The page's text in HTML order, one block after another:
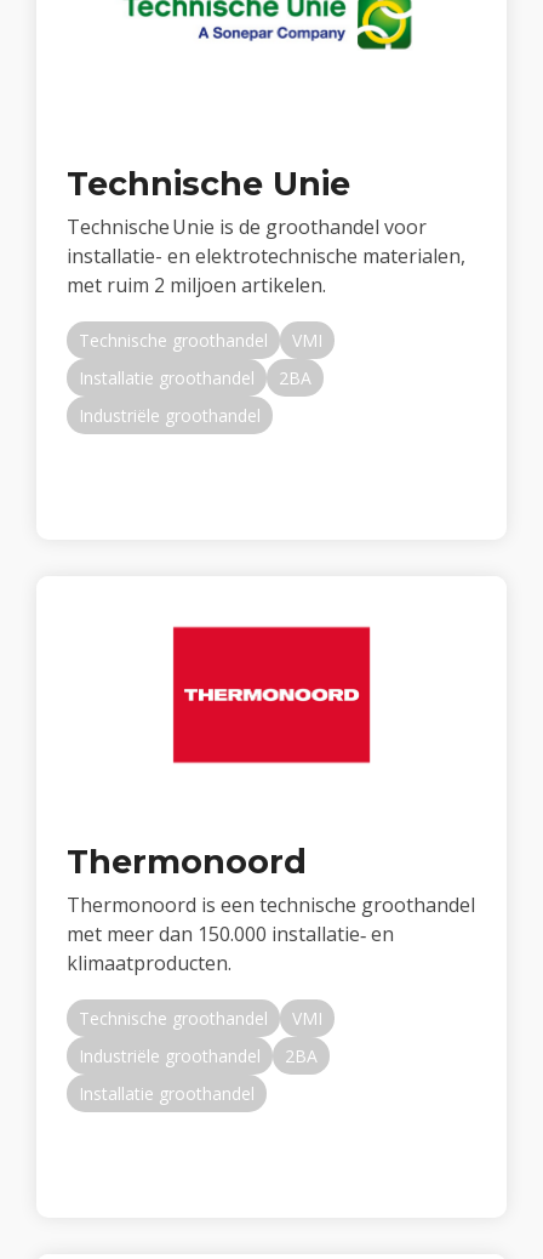
Technische Unie
Technische Unie is de groothandel voor
installatie- en elektrotechnische materialen,
met ruim 2 miljoen artikelen.
Technische groothandel
VMI
Installatie groothandel
2BA
Industriële groothandel
Thermonoord
Thermonoord is een technische groothandel
met meer dan 150.000 installatie‑ en
klimaatproducten.
Technische groothandel
VMI
Industriële groothandel
2BA
Installatie groothandel